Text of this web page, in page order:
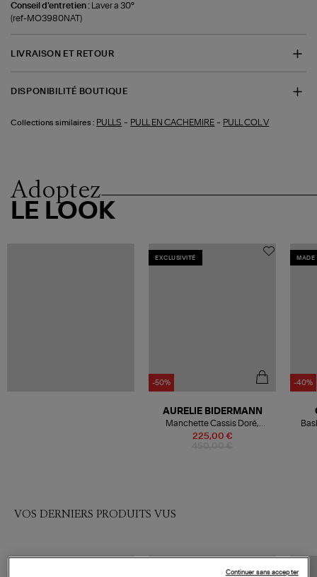
Conseil d'entretien :
Laver a 30°
(ref-MO3980NAT)
LIVRAISON ET RETOUR
DISPONIBILITÉ BOUTIQUE
Collections similaires : PULLS - PULL EN CACHEMIRE - PULL COL V
Adoptez
LE LOOK
EXCLUSIVITÉ
-50%
225,00 €
AURELIE BIDERMANN
Manchette Cassis Doré,
Exclusivité Lulli
MADE
-40%
VOS DERNIERS PRODUITS VUS
Continuer sans accepter